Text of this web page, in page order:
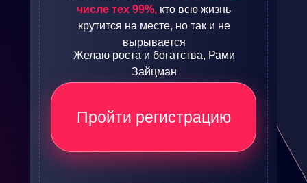
числе тех 99%, кто всю жизнь
крутится на месте, но так и не
вырывается
Желаю роста и богатства, Рами
Зайцман
Пройти регистрацию